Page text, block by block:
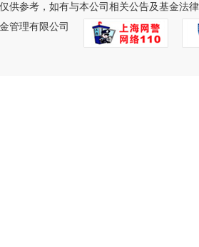
供参考，如有与本公司相关公告及基金法
管理有限公司